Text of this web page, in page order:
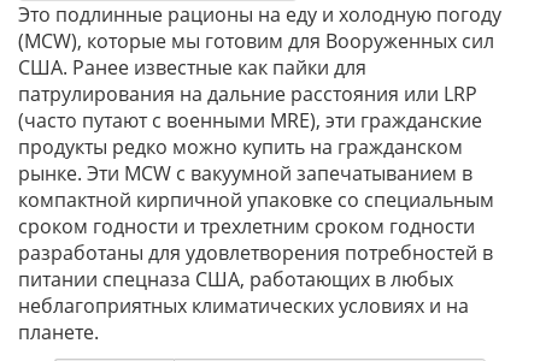
Это подлинные рационы на еду и холодную погоду
(MCW), которые мы готовим для Вооруженных сил
США. Ранее известные как пайки для
патрулирования на дальние расстояния или LRP
(часто путают с военными MRE), эти гражданские
продукты редко можно купить на гражданском
рынке. Эти MCW с вакуумной запечатыванием в
компактной кирпичной упаковке со специальным
сроком годности и трехлетним сроком годности
разработаны для удовлетворения потребностей в
питании спецназа США, работающих в любых
неблагоприятных климатических условиях и на
планете.